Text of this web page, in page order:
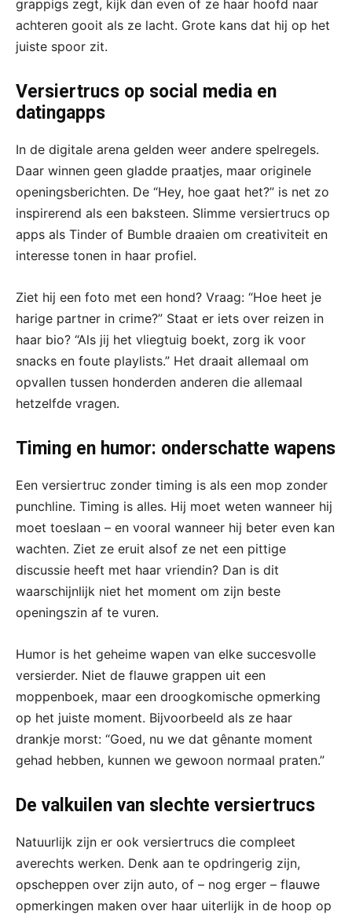
grappigs zegt, kijk dan even of ze haar hoofd naar
achteren gooit als ze lacht. Grote kans dat hij op het
juiste spoor zit.
Versiertrucs op social media en
datingapps
In de digitale arena gelden weer andere spelregels.
Daar winnen geen gladde praatjes, maar originele
openingsberichten. De “Hey, hoe gaat het?” is net zo
inspirerend als een baksteen. Slimme versiertrucs op
apps als Tinder of Bumble draaien om creativiteit en
interesse tonen in haar profiel.
Ziet hij een foto met een hond? Vraag: “Hoe heet je
harige partner in crime?” Staat er iets over reizen in
haar bio? “Als jij het vliegtuig boekt, zorg ik voor
snacks en foute playlists.” Het draait allemaal om
opvallen tussen honderden anderen die allemaal
hetzelfde vragen.
Timing en humor: onderschatte wapens
Een versiertruc zonder timing is als een mop zonder
punchline. Timing is alles. Hij moet weten wanneer hij
moet toeslaan – en vooral wanneer hij beter even kan
wachten. Ziet ze eruit alsof ze net een pittige
discussie heeft met haar vriendin? Dan is dit
waarschijnlijk niet het moment om zijn beste
openingszin af te vuren.
Humor is het geheime wapen van elke succesvolle
versierder. Niet de flauwe grappen uit een
moppenboek, maar een droogkomische opmerking
op het juiste moment. Bijvoorbeeld als ze haar
drankje morst: “Goed, nu we dat gênante moment
gehad hebben, kunnen we gewoon normaal praten.”
De valkuilen van slechte versiertrucs
Natuurlijk zijn er ook versiertrucs die compleet
averechts werken. Denk aan te opdringerig zijn,
opscheppen over zijn auto, of – nog erger – flauwe
opmerkingen maken over haar uiterlijk in de hoop op